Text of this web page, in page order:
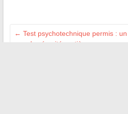
← Test psychotechnique permis :
pour la sécurité routière